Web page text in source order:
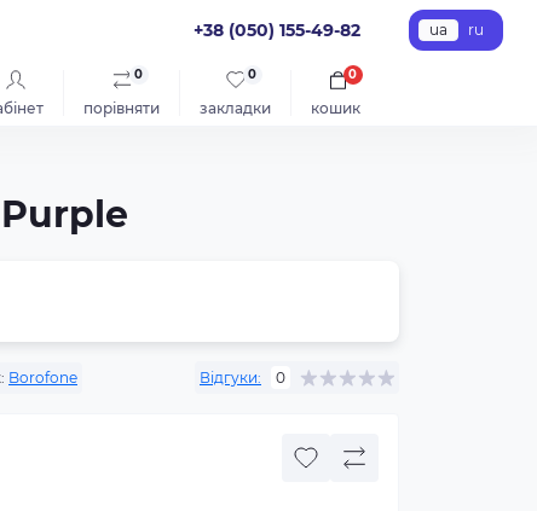
+38 (050) 155-49-82 ua ru
порівняти
0
закладки
0
кошик
0
Borofone Відгуки: 0